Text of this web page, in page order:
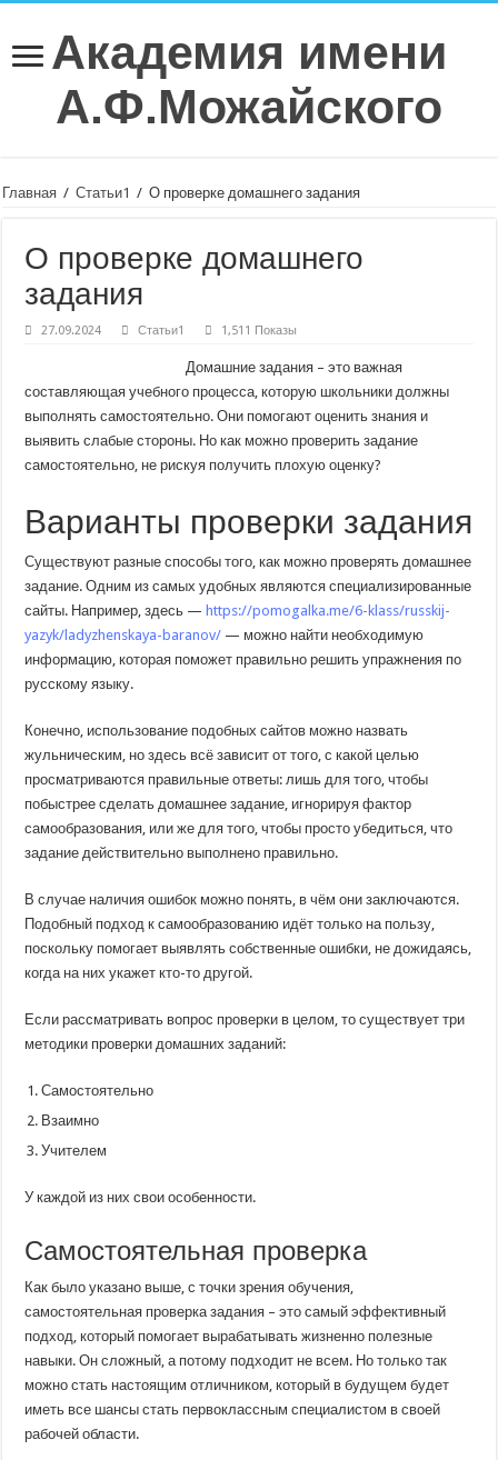
Академия имени
А.Ф.Можайского
Главная / Статьи1 / О проверке домашнего задания
О проверке домашнего
задания
27.09.2024 Статьи1 1,511 Показы
Домашние задания – это важная
составляющая учебного процесса, которую школьники должны
выполнять самостоятельно. Они помогают оценить знания и
выявить слабые стороны. Но как можно проверить задание
самостоятельно, не рискуя получить плохую оценку?
Варианты проверки задания
Существуют разные способы того, как можно проверять домашнее
задание. Одним из самых удобных являются специализированные
сайты. Например, здесь — https://pomogalka.me/6-klass/russkij-
yazyk/ladyzhenskaya-baranov/ — можно найти необходимую
информацию, которая поможет правильно решить упражнения по
русскому языку.
Конечно, использование подобных сайтов можно назвать
жульническим, но здесь всё зависит от того, с какой целью
просматриваются правильные ответы: лишь для того, чтобы
побыстрее сделать домашнее задание, игнорируя фактор
самообразования, или же для того, чтобы просто убедиться, что
задание действительно выполнено правильно.
В случае наличия ошибок можно понять, в чём они заключаются.
Подобный подход к самообразованию идёт только на пользу,
поскольку помогает выявлять собственные ошибки, не дожидаясь,
когда на них укажет кто-то другой.
Если рассматривать вопрос проверки в целом, то существует три
методики проверки домашних заданий:
Самостоятельно
Взаимно
Учителем
У каждой из них свои особенности.
Самостоятельная проверка
Как было указано выше, с точки зрения обучения,
самостоятельная проверка задания – это самый эффективный
подход, который помогает вырабатывать жизненно полезные
навыки. Он сложный, а потому подходит не всем. Но только так
можно стать настоящим отличником, который в будущем будет
иметь все шансы стать первоклассным специалистом в своей
рабочей области.